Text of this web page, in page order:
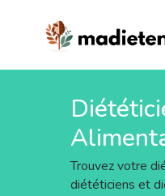
Trouvez votre
diététiciens et